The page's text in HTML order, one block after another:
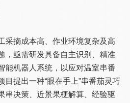
采摘成本高、作业环境复杂及高
，亟需研发具备自主识别、精准
能机器人系统，以应对温室串番
目提出一种“眼在手上”串番茄灵巧
串决策、近景果梗解算、经验驱